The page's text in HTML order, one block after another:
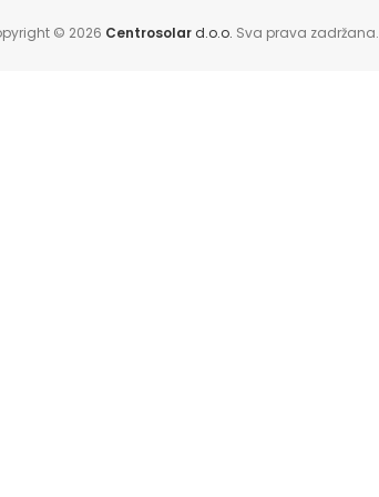
© 2026 Centrosolar d.o.o. Sva prava zadržana.